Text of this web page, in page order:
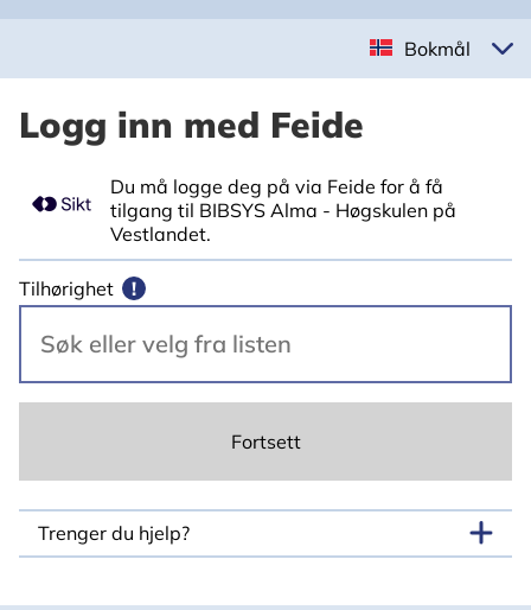
Bokmål
Logg inn med Feide
Du må logge deg på via Feide for å få
tilgang til BIBSYS Alma - Høgskulen på
Vestlandet.
Tilhørighet !
Fortsett
Trenger du hjelp?